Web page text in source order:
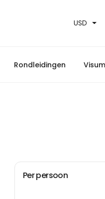
USD
Rondleidingen
Per persoon